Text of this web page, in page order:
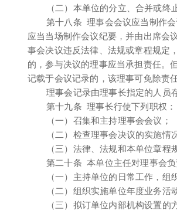
（二）本单位的分立、合并或终
第十八条 理事会会议应当制作
应当当场制作会议纪要，并由出席会
事会决议违反法律、法规或章程规定
的，参与决议的理事应当承担责任。
记载于会议记录的，该理事可免除责任
理事会记录由理事长指定的人员
第十九条 理事长行使下列职权：
（一）召集和主持理事会会议；
（二）检查理事会决议的实施情
（三）法律、法规和本单位章程
第二十条 本单位主任对理事会
（一）主持单位的日常工作，组
（二）组织实施单位年度业务活
（三）拟订单位内部机构设置的